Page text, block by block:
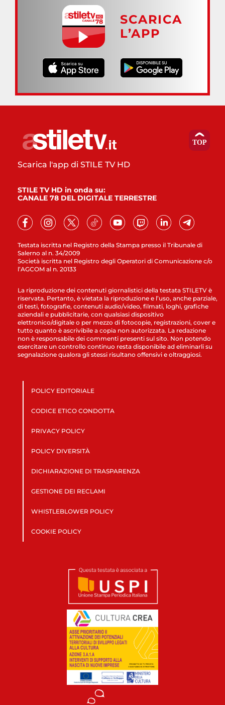
SCARICA
L’APP
Testata iscritta nel Registro della Stampa presso il Tribunale di
Salerno al n. 34/2009
Società iscritta nel Registro degli Operatori di Comunicazione c/o
l’AGCOM al n. 20133
Scarica l'app di STILE TV HD
STILE TV HD in onda su:
CANALE 78 DEL DIGITALE TERRESTRE
La riproduzione dei contenuti giornalistici della testata STILETV è
riservata. Pertanto, è vietata la riproduzione e l’uso, anche parziale,
di testi, fotografie, contenuti audio/video, filmati, loghi, grafiche
aziendali e pubblicitarie, con qualsiasi dispositivo
elettronico/digitale o per mezzo di fotocopie, registrazioni, cover e
tutto quanto è ascrivibile a copia non autorizzata. La redazione
non è responsabile dei commenti presenti sul sito. Non potendo
esercitare un controllo continuo resta disponibile ad eliminarli su
segnalazione qualora gli stessi risultano offensivi e oltraggiosi.
POLICY EDITORIALE
CODICE ETICO CONDOTTA
PRIVACY POLICY
POLICY DIVERSITÀ
DICHIARAZIONE DI TRASPARENZA
GESTIONE DEI RECLAMI
WHISTLEBLOWER POLICY
COOKIE POLICY